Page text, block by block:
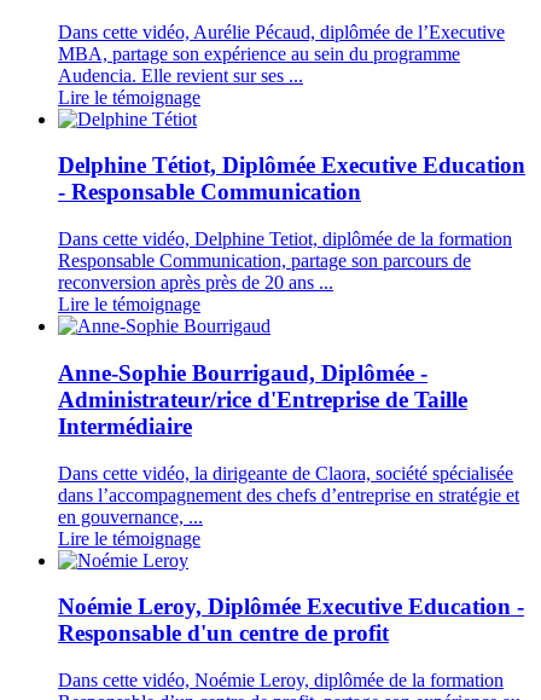
Dans cette vidéo, Aurélie Pécaud, diplômée de l’Executive
MBA, partage son expérience au sein du programme
Audencia. Elle revient sur ses ...
Lire le témoignage
Delphine Tétiot, Diplômée Executive Education
- Responsable Communication
Dans cette vidéo, Delphine Tetiot, diplômée de la formation
Responsable Communication, partage son parcours de
reconversion après près de 20 ans ...
Lire le témoignage
Anne-Sophie Bourrigaud, Diplômée -
Administrateur/rice d'Entreprise de Taille
Intermédiaire
Dans cette vidéo, la dirigeante de Claora, société spécialisée
dans l’accompagnement des chefs d’entreprise en stratégie et
en gouvernance, ...
Lire le témoignage
Noémie Leroy, Diplômée Executive Education -
Responsable d'un centre de profit
Dans cette vidéo, Noémie Leroy, diplômée de la formation